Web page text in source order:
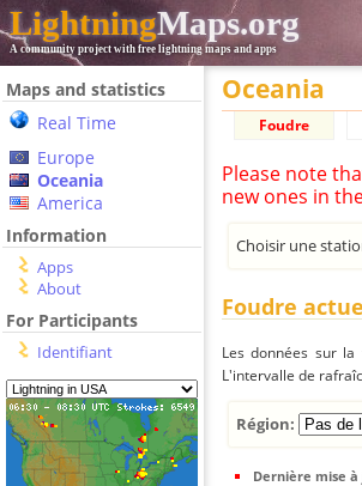
LightningMaps.org
A community project with free lightning maps and apps
Maps and statistics
Real Time
Europe
Oceania
America
Information
Apps
About
For Participants
Identifiant
Oceania
Foudre
Please note
new ones in
Choisir une
Foudre
Les données sur
L'intervalle de
Région:
Dernière mise